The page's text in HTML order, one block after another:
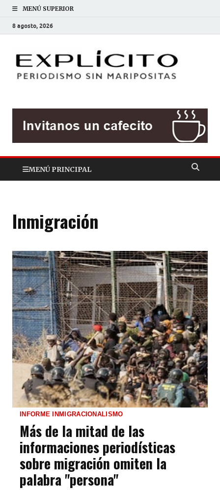
MENÚ SUPERIOR
8 agosto, 2026
MENÚ PRINCIPAL
Inmigración
INFORME INMIGRACIONALISMO
Más de la mitad de las
informaciones periodísticas
sobre migración omiten la
palabra "persona"